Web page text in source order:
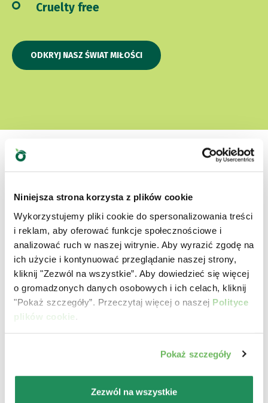
Niniejsza strona korzysta z plików cookie
Wykorzystujemy pliki cookie do spersonalizowania treści
i reklam, aby oferować funkcje społecznościowe i
analizować ruch w naszej witrynie. Aby wyrazić zgodę na
ich użycie i kontynuować przeglądanie naszej strony,
kliknij "Zezwól na wszystkie”. Aby dowiedzieć się więcej
o gromadzonych danych osobowych i ich celach, kliknij
"Pokaż szczegóły”. Przeczytaj więcej o naszej Polityce
plików cookie
Pokaż szczegóły
Zezwól na wszystkie
Cruelty free
ODKRYJ NASZ ŚWIAT MIŁOŚCI
Która jest ich ulubioną?
Poznaj nasze najlepsze produkty dla Twojego
zwierzaka